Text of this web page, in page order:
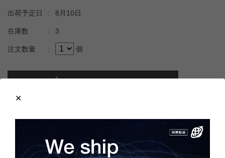
出荷予定日 : 8月10日
在庫数 : 3
注文数量 : 個
極数：2